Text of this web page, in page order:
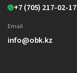
+7 (705) 217-02-17
Email
info@obk.kz